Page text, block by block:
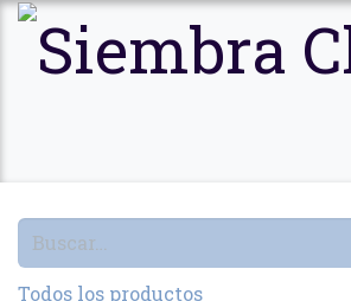
Ir al contenido
Todos los productos